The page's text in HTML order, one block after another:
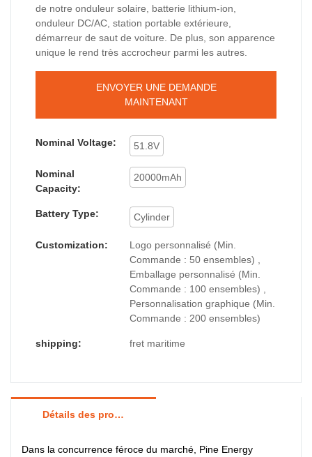
de notre onduleur solaire, batterie lithium-ion,
onduleur DC/AC, station portable extérieure,
démarreur de saut de voiture. De plus, son apparence
unique le rend très accrocheur parmi les autres.
ENVOYER UNE DEMANDE
MAINTENANT
Nominal Voltage: 51.8V
Nominal
Capacity:
20000mAh
Battery Type: Cylinder
Customization:
Logo personnalisé (Min.
Commande : 50 ensembles) ,
Emballage personnalisé (Min.
Commande : 100 ensembles) ,
Personnalisation graphique (Min.
Commande : 200 ensembles)
shipping: fret maritime
Détails des produits
Dans la concurrence féroce du marché, Pine Energy